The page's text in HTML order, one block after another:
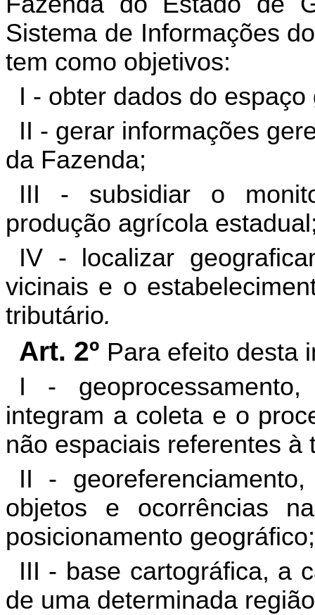
Sistema de Informações
tem como objetivos:
I - obterdados do espaço
II - gerar informações
da Fazenda;
III - subsidiar o
produção agrícola
IV -
localizar
vicinais e o
tributário.
Art. 2º Para efeito desta
I - geoprocessamento,
integram a coleta e o
não espaciais referentes à
II - georeferenciamento,
objetos e ocorrências
posicionamento geográfico;
III - base cartográfica, a
de uma determinada